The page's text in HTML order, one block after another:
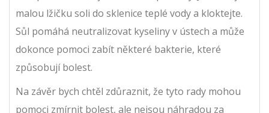
malou lžičku soli do sklenice teplé vody a kloktejte.
Sůl pomáhá neutralizovat kyseliny v ústech a může
dokonce pomoci zabít některé bakterie, které
způsobují bolest.
Na závěr bych chtěl zdůraznit, že tyto rady mohou
pomoci zmírnit bolest, ale nejsou náhradou za